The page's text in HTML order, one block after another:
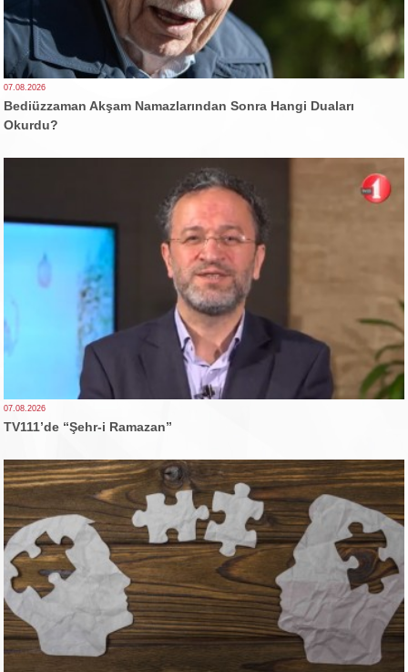
07.08.2026
Bediüzzaman Akşam Namazlarından Sonra Hangi Duaları
Okurdu?
07.08.2026
TV111’de “Şehr-i Ramazan”